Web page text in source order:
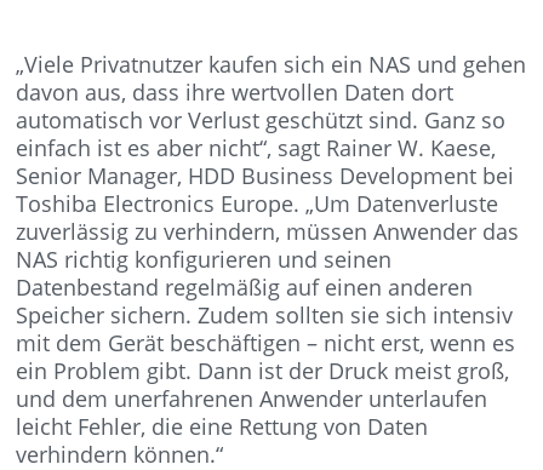
„Viele Privatnutzer kaufen sich ein NAS und gehen
davon aus, dass ihre wertvollen Daten dort
automatisch vor Verlust geschützt sind. Ganz so
einfach ist es aber nicht“, sagt Rainer W. Kaese,
Senior Manager, HDD Business Development bei
Toshiba Electronics Europe. „Um Datenverluste
zuverlässig zu verhindern, müssen Anwender das
NAS richtig konfigurieren und seinen
Datenbestand regelmäßig auf einen anderen
Speicher sichern. Zudem sollten sie sich intensiv
mit dem Gerät beschäftigen – nicht erst, wenn es
ein Problem gibt. Dann ist der Druck meist groß,
und dem unerfahrenen Anwender unterlaufen
leicht Fehler, die eine Rettung von Daten
verhindern können.“